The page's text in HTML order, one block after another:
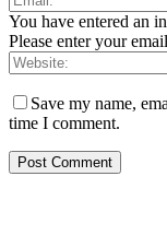
You have entered an
Please enter your
Save my name,
time I comment.